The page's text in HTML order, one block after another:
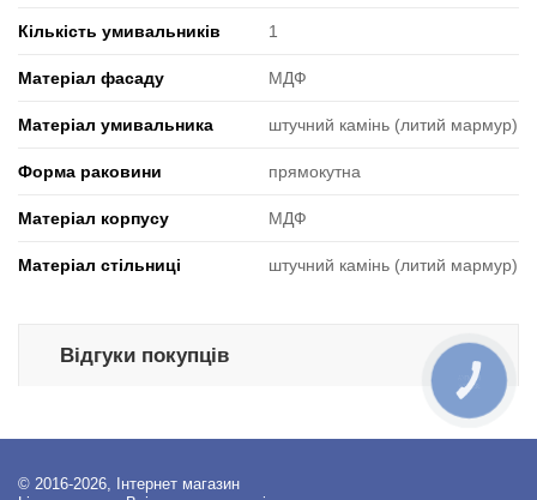
Кількість умивальників 1
Матеріал фасаду МДФ
Матеріал умивальника штучний камінь (литий мармур)
Форма раковини прямокутна
Матеріал корпусу МДФ
Матеріал стільниці штучний камінь (литий мармур)
Відгуки покупців
© 2016-2026, Інтернет магазин
КНОПКА
ЗВ'ЯЗКУ